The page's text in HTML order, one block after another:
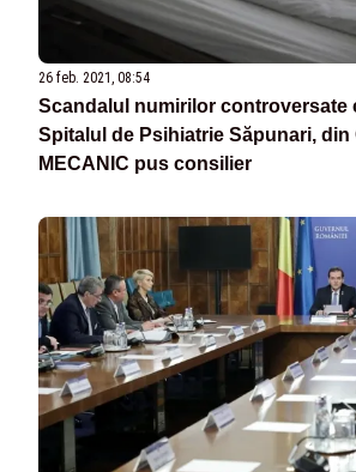
26 feb. 2021, 08:54
Scandalul numirilor controversate
Spitalul de Psihiatrie Săpunari, din
MECANIC pus consilier